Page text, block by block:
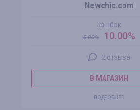
Newchic.com
кэшбэк
5.00% 10.00%
2 отзыва
В МАГАЗИН
ПОДРОБНЕЕ